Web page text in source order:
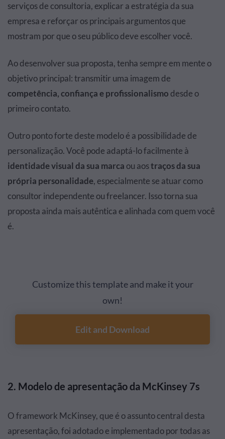
serviços de consultoria, explicar a estratégia da sua
empresa e reforçar os principais argumentos que
mostram por que o seu público deve escolher você.
Ao desenvolver sua proposta, tenha sempre em mente o
objetivo principal: transmitir uma imagem de
competência, confiança e profissionalismo desde o
primeiro contato.
Outro ponto forte deste modelo é a possibilidade de
personalização. Você pode adaptá-lo facilmente à
identidade visual da sua marca ou aostraços da sua
própria personalidade, especialmente se atuar como
consultor independente ou freelancer. Isso torna sua
proposta ainda mais autêntica e alinhada com quem você
é.
Customize this template and make it your
own!
Edit and Download
2. Modelo de apresentação da McKinsey 7s
O framework McKinsey, que é o assunto central desta
apresentação, foi adotado e implementado por todas as